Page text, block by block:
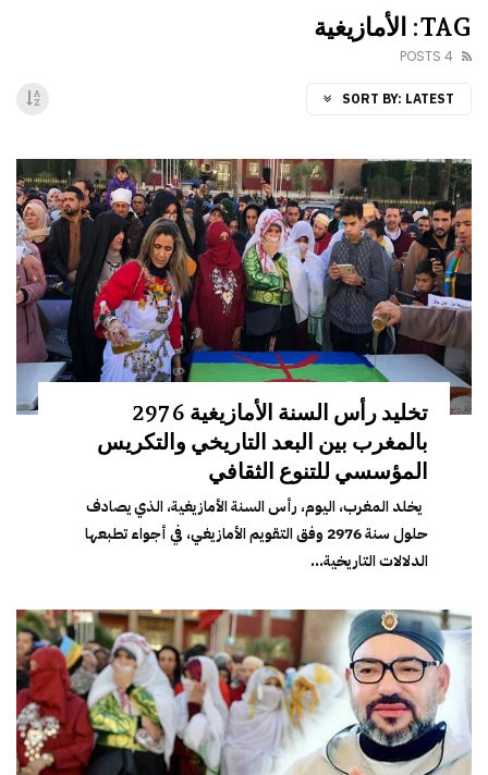
TAG: الأمازيغية
4 POSTS
SORT BY: LATEST
تخليد رأس السنة الأمازيغية 2976
بالمغرب بين البعد التاريخي والتكريس
المؤسسي للتنوع الثقافي
يخلد المغرب، اليوم، رأس السنة الأمازيغية، الذي يصادف
حلول سنة 2976 وفق التقويم الأمازيغي، في أجواء تطبعها
الدلالات التاريخية...